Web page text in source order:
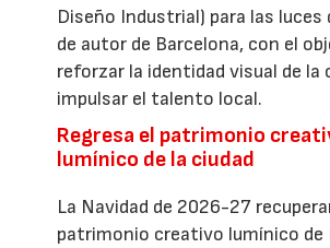
Diseño Industrial) para las luces
de autor de Barcelona, con el
reforzar la identidad visual de la
impulsar el talento local.
Regresa el patrimonio
lumínico de la ciudad
La Navidad de 2026-27
patrimonio creativo lumínico de